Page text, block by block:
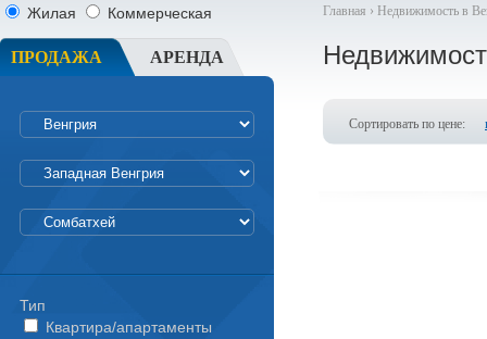
Главная › Недвижимость в
Сортировать по цене:
Жилая Коммерческая
ПРОДАЖА АРЕНДА
Тип
Квартира/апартаменты